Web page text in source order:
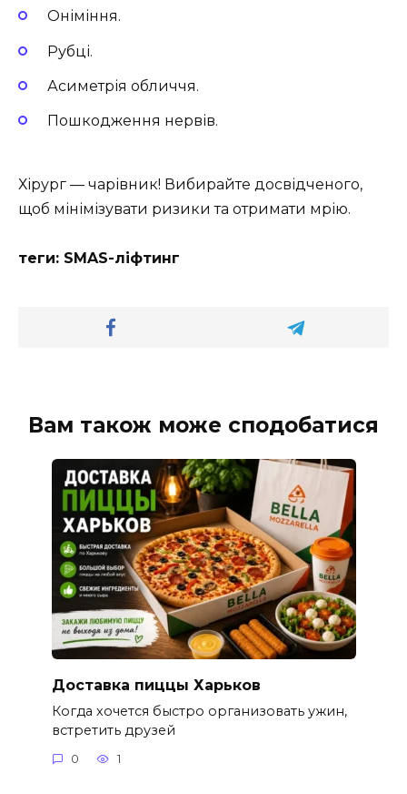
Оніміння.
Рубці.
Асиметрія обличчя.
Пошкодження нервів.
Хірург — чарівник! Вибирайте досвідченого,
щоб мінімізувати ризики та отримати мрію.
теги: SMAS-ліфтинг
Вам також може сподобатися
Доставка пиццы Харьков
Когда хочется быстро организовать ужин,
встретить друзей
0 1